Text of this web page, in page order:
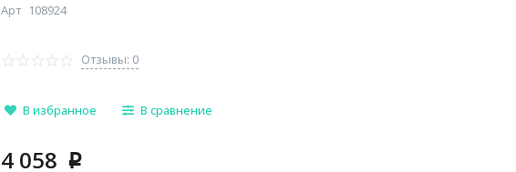
Арт 108924
Отзывы: 0
В избранное В сравнение
4 058 p